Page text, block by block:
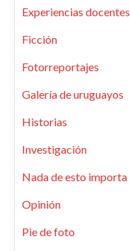
Experiencias docentes
Ficción
Fotorreportajes
Galería de uruguayos
Historias
Investigación
Nada de esto importa
Opinión
Pie de foto